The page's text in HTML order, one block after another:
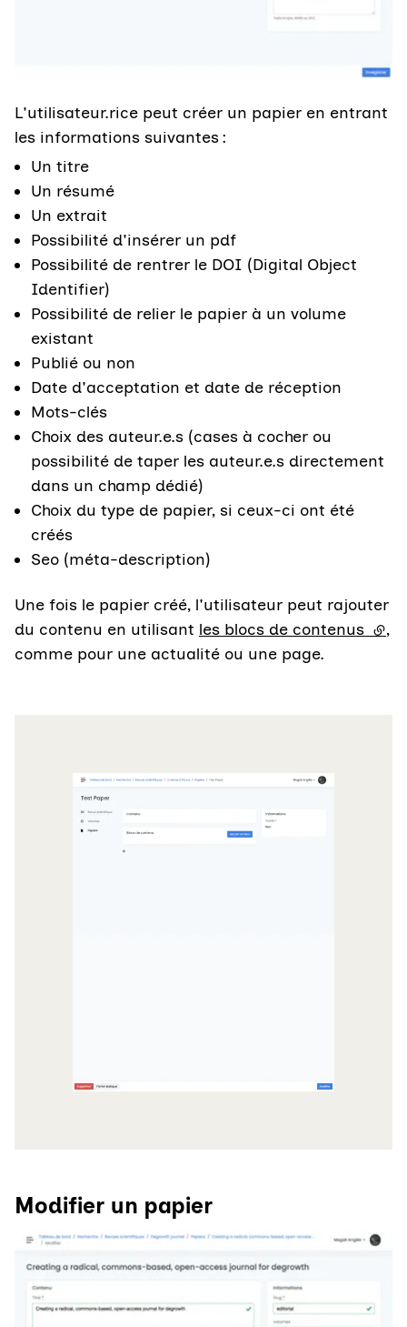
L'utilisateur.rice peut créer un papier en entrant
les informations suivantes :
Un titre
Un résumé
Un extrait
Possibilité d'insérer un pdf
Possibilité de rentrer le DOI (Digital Object
Identifier)
Possibilité de relier le papier à un volume
existant
Publié ou non
Date d'acceptation et date de réception
Mots-clés
Choix des auteur.e.s (cases à cocher ou
possibilité de taper les auteur.e.s directement
dans un champ dédié)
Choix du type de papier, si ceux-ci ont été
créés
Seo (méta-description)
Une fois le papier créé, l'utilisateur peut rajouter
du contenu en utilisant les blocs de contenus
,
comme pour une actualité ou une page.
Modifier un papier
Agrandir